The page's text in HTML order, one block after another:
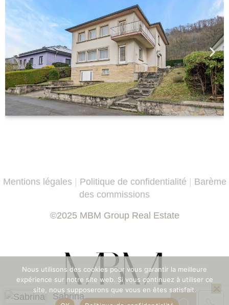
Mentions légales| Politique de confidentialité
Barème
des commissions
©2025 MBM Group Real Estate
Sabrina
Nous utilisons des cookies pour vous garantir la meilleure
expérience sur notre site web. Si vous continuez à utiliser ce
site, nous supposerons que vous en êtes satisfait.